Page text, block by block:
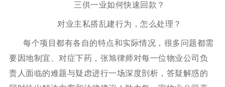
三供一业如何快速回款？
对业主私搭乱建行为，怎么处理？
每个项目都有各自的特点和实际情况，很多问题都需
要因地制宜、对症下药， 张旭律师对每一位物业公司负
责人面临的难题与疑虑进行一场深度剖析，答疑解惑的